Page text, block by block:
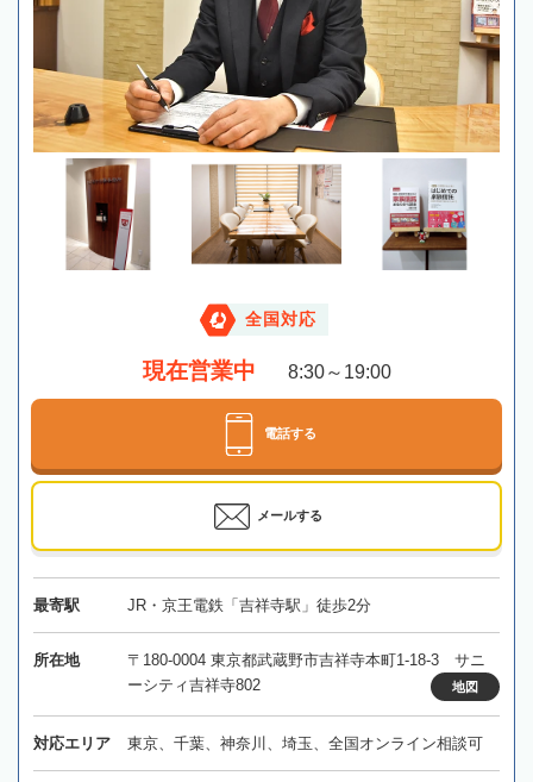
全国対応
現在営業中 8:30～19:00
電話する
メールする
最寄駅 JR・京王電鉄「吉祥寺駅」徒歩2分
所在地
〒180-0004 東京都武蔵野市吉祥寺本町1-18-3 サニ
ーシティ吉祥寺802
地図
対応エリア 東京、千葉、神奈川、埼玉、全国オンライン相談可